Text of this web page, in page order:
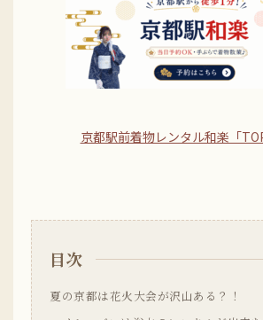
京都駅前着物レンタル和楽「
目次
夏の京都は花火大会が沢山ある？！